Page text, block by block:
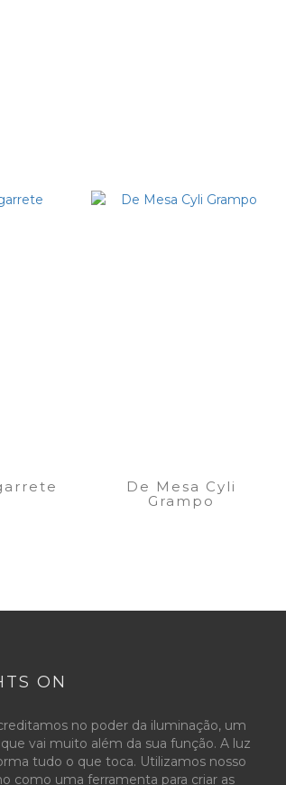
De Mesa Cyli
Grampo
ON
no poder da iluminação, um
vai muito além da sua função. A luz
tudo o que toca. Utilizamos nosso
como uma ferramenta para criar as